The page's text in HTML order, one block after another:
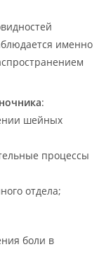
именно
:
шейных
процессы
отдела;
боли в